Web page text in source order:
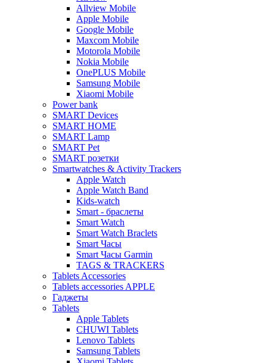
Allview Mobile
Apple Mobile
Google Mobile
Maxcom Mobile
Motorola Mobile
Nokia Mobile
OnePLUS Mobile
Samsung Mobile
Xiaomi Mobile
Power bank
SMART Devices
SMART HOME
SMART Lamp
SMART Pet
SMART розетки
Smartwatches & Activity Trackers
Apple Watch
Apple Watch Band
Kids-watch
Smart - браслеты
Smart Watch
Smart Watch Braclets
Smart Часы
Smart Часы Garmin
TAGS & TRACKERS
Tablets Accessories
Tablets accessories APPLE
Гаджеты
Tablets
Apple Tablets
CHUWI Tablets
Lenovo Tablets
Samsung Tablets